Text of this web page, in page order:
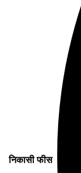
निकासी फीस